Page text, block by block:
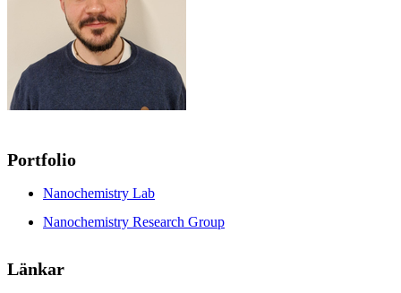
Portfolio
Nanochemistry Lab
Nanochemistry Research Group
Länkar